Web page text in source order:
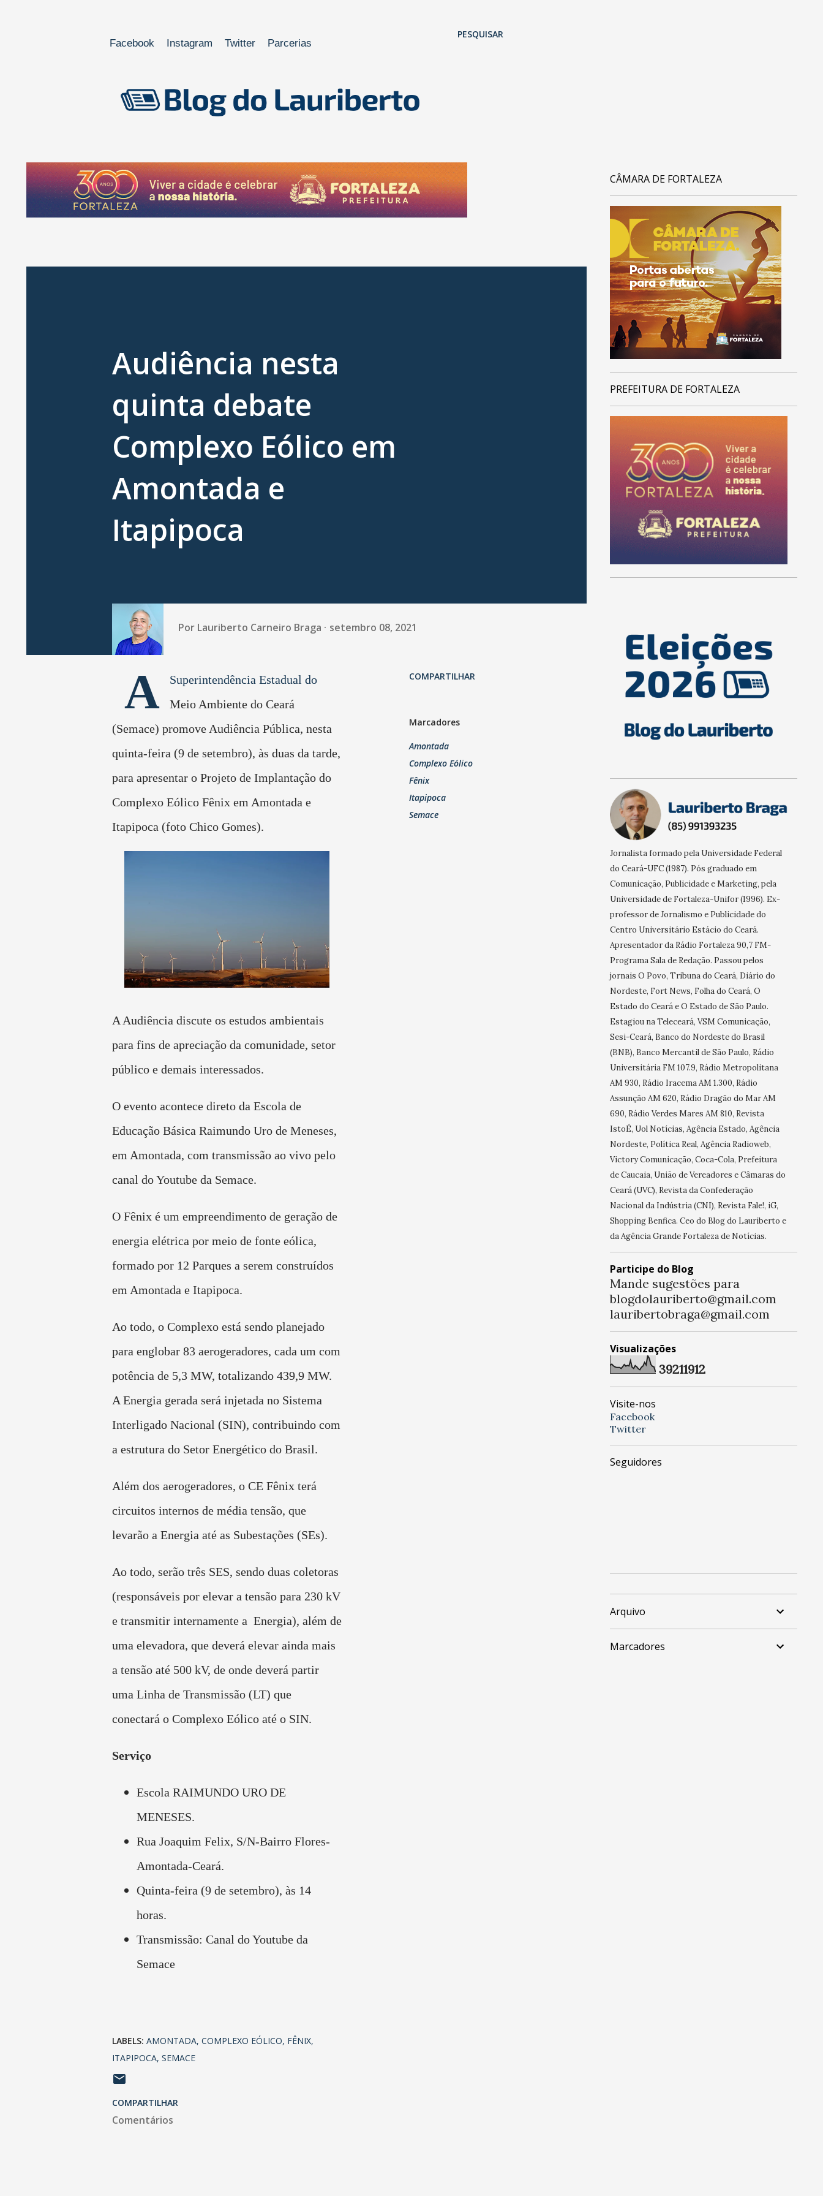
Facebook Instagram Twitter Parcerias
PESQUISAR
Audiência nesta
quinta debate
Complexo Eólico em
Amontada e
Itapipoca
Por Lauriberto Carneiro Braga setembro 08, 2021
A
Superintendência Estadual do
Meio Ambiente do Ceará
(Semace) promove Audiência Pública, nesta
quinta-feira (9 de setembro), às duas da tarde,
para apresentar o Projeto de Implantação do
Complexo Eólico Fênix em Amontada e
Itapipoca (foto Chico Gomes).
A Audiência discute os estudos ambientais
para fins de apreciação da comunidade, setor
público e demais interessados.
O evento acontece direto da Escola de
Educação Básica Raimundo Uro de Meneses,
em Amontada, com transmissão ao vivo pelo
canal do Youtube da Semace.
O Fênix é um empreendimento de geração de
energia elétrica por meio de fonte eólica,
formado por 12 Parques a serem construídos
em Amontada e Itapipoca.
Ao todo, o Complexo está sendo planejado
para englobar 83 aerogeradores, cada um com
potência de 5,3 MW, totalizando 439,9 MW.
A Energia gerada será injetada no Sistema
Interligado Nacional (SIN), contribuindo com
a estrutura do Setor Energético do Brasil.
Além dos aerogeradores, o CE Fênix terá
circuitos internos de média tensão, que
levarão a Energia até as Subestações (SEs).
Ao todo, serão três SES, sendo duas coletoras
(responsáveis por elevar a tensão para 230 kV
e transmitir internamente a Energia), além de
uma elevadora, que deverá elevar ainda mais
a tensão até 500 kV, de onde deverá partir
uma Linha de Transmissão (LT) que
conectará o Complexo Eólico até o SIN.
Serviço
Escola RAIMUNDO URO DE
MENESES.
Rua Joaquim Felix, S/N-Bairro Flores-
Amontada-Ceará.
Quinta-feira (9 de setembro), às 14
horas.
Transmissão: Canal do Youtube da
Semace
COMPARTILHAR
Marcadores
Amontada
Complexo Eólico
Fênix
Itapipoca
Semace
LABELS: AMONTADA COMPLEXO EÓLICO FÊNIX
ITAPIPOCA SEMACE
COMPARTILHAR
Comentários
CÂMARA DE FORTALEZA
PREFEITURA DE FORTALEZA
Jornalista formado pela Universidade Federal
do Ceará-UFC (1987). Pós graduado em
Comunicação, Publicidade e Marketing, pela
Universidade de Fortaleza-Unifor (1996). Ex-
professor de Jornalismo e Publicidade do
Centro Universitário Estácio do Ceará.
Apresentador da Rádio Fortaleza 90,7 FM-
Programa Sala de Redação. Passou pelos
jornais O Povo, Tribuna do Ceará, Diário do
Nordeste, Fort News, Folha do Ceará, O
Estado do Ceará e O Estado de São Paulo.
Estagiou na Teleceará, VSM Comunicação,
Sesi-Ceará, Banco do Nordeste do Brasil
(BNB), Banco Mercantil de São Paulo, Rádio
Universitária FM 107.9, Rádio Metropolitana
AM 930, Rádio Iracema AM 1.300, Rádio
Assunção AM 620, Rádio Dragão do Mar AM
690, Rádio Verdes Mares AM 810, Revista
IstoÉ, Uol Notícias, Agência Estado, Agência
Nordeste, Política Real, Agência Radioweb,
Victory Comunicação, Coca-Cola, Prefeitura
de Caucaia, União de Vereadores e Câmaras do
Ceará (UVC), Revista da Confederação
Nacional da Indústria (CNI), Revista Fale!, iG,
Shopping Benfica. Ceo do Blog do Lauriberto e
da Agência Grande Fortaleza de Notícias.
Participe do Blog
Mande sugestões para
blogdolauriberto@gmail.com
lauribertobraga@gmail.com
Visualizações
39211912
Visite-nos
Facebook
Twitter
Seguidores
Arquivo
Marcadores